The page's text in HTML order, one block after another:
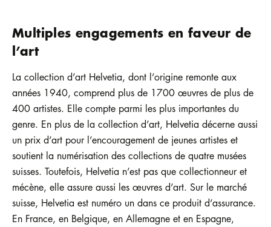
Multiples engagements en faveur de
l’art
La collection d’art Helvetia, dont l’origine remonte aux
années 1940, comprend plus de 1700 œuvres de plus de
400 artistes. Elle compte parmi les plus importantes du
genre. En plus de la collection d’art, Helvetia décerne aussi
un prix d’art pour l’encouragement de jeunes artistes et
soutient la numérisation des collections de quatre musées
suisses. Toutefois, Helvetia n’est pas que collectionneur et
mécène, elle assure aussi les œuvres d’art. Sur le marché
suisse, Helvetia est numéro un dans ce produit d’assurance.
En France, en Belgique, en Allemagne et en Espagne,